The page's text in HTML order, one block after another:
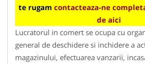
te rugam contacteaza-ne
de aici
Lucratorul in comert se ocupa cu
general de deschidere si inchidere a
magazinului, efectuarea vanzarii,